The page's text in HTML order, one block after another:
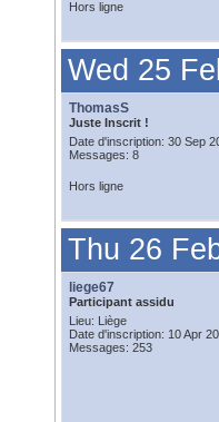
Hors ligne
Wed 25
ThomasS
Juste Inscrit !
Date d'inscription: 30 Sep
Messages: 8
Hors ligne
Thu 26
liege67
Participant assidu
Lieu: Liège
Date d'inscription: 10 Apr
Messages: 253